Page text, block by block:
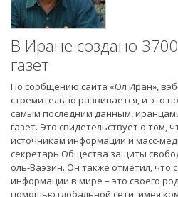
В Иране создано
газет
По сообщению сайта «Ол Иран»,
стремительно развивается, и это
самым последним данным,
газет. Это свидетельствует о том,
источникам информации и масс-
секретарь Общества защиты
оль-Ваэзин. Он также отметил, что
информации в мире – это своего
помощью глобальной сети, имея